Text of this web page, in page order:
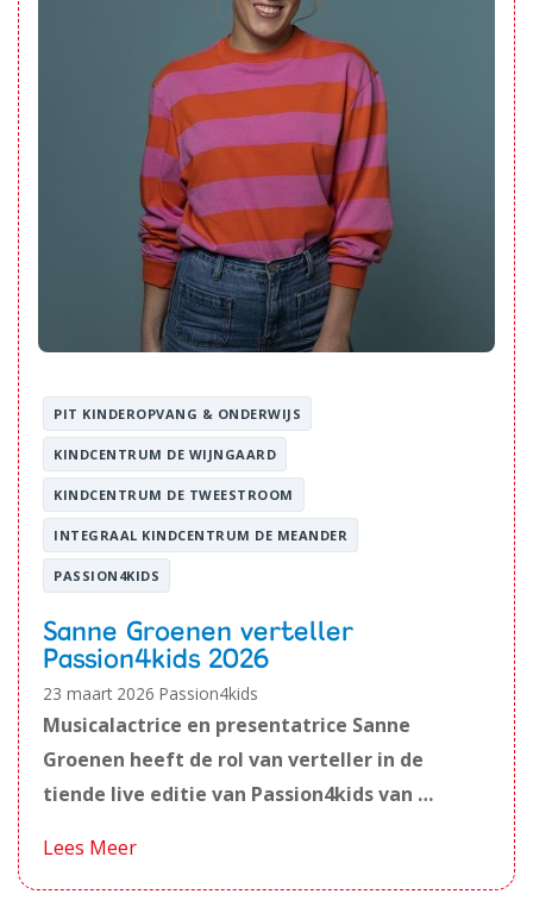
PIT KINDEROPVANG & ONDERWIJS
KINDCENTRUM DE WIJNGAARD
KINDCENTRUM DE TWEESTROOM
INTEGRAAL KINDCENTRUM DE MEANDER
PASSION4KIDS
Sanne Groenen verteller
Passion4kids 2026
23 maart 2026 Passion4kids
Musicalactrice en presentatrice Sanne
Groenen heeft de rol van verteller in de
tiende live editie van Passion4kids van …
Lees Meer